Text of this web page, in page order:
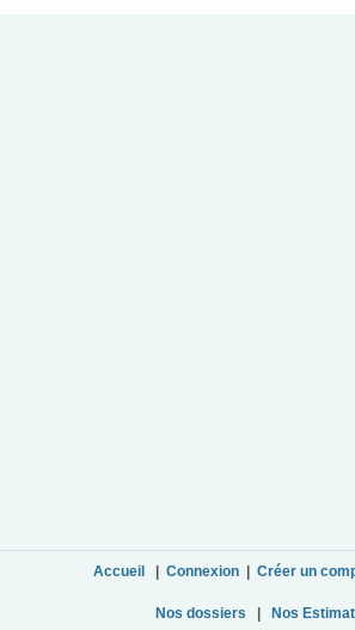
Accueil Connexion| Créer un
Nos dossiers Nos